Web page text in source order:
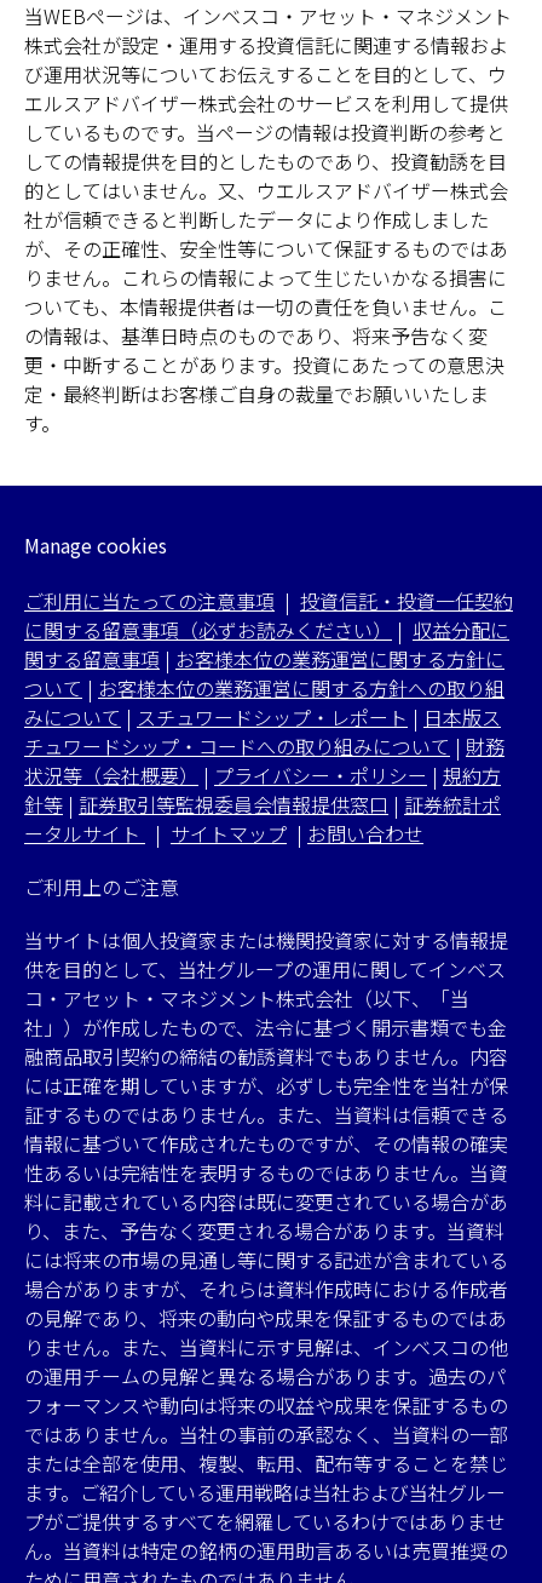
当WEBページは、インベスコ・アセット・マネジメント
株式会社が設定・運用する投資信託に関連する情報およ
び運用状況等についてお伝えすることを目的として、ウ
エルスアドバイザー株式会社のサービスを利用して提供
しているものです。当ページの情報は投資判断の参考と
しての情報提供を目的としたものであり、投資勧誘を目
的としてはいません。又、ウエルスアドバイザー株式会
社が信頼できると判断したデータにより作成しました
が、その正確性、安全性等について保証するものではあ
りません。これらの情報によって生じたいかなる損害に
ついても、本情報提供者は一切の責任を負いません。こ
の情報は、基準日時点のものであり、将来予告なく変
更・中断することがあります。投資にあたっての意思決
定・最終判断はお客様ご自身の裁量でお願いいたしま
す。
Manage cookies
ご利用に当たっての注意事項 | 投資信託・投資一任契約
に関する留意事項（必ずお読みください）
| 収益分配に
関する留意事項 | お客様本位の業務運営に関する方針に
ついて | お客様本位の業務運営に関する方針への取り組
みについて | スチュワードシップ・レポート | 日本版ス
チュワードシップ・コードへの取り組みについて | 財務
状況等（会社概要）
| プライバシー・ポリシー | 規約方
針等 | 証券取引等監視委員会情報提供窓口 | 証券統計ポ
ータルサイト
| サイトマップ | お問い合わせ
ご利用上のご注意
当サイトは個人投資家または機関投資家に対する情報提
供を目的として、当社グループの運用に関してインベス
コ・アセット・マネジメント株式会社（以下、「当
社」）が作成したもので、法令に基づく開示書類でも金
融商品取引契約の締結の勧誘資料でもありません。内容
には正確を期していますが、必ずしも完全性を当社が保
証するものではありません。また、当資料は信頼できる
情報に基づいて作成されたものですが、その情報の確実
性あるいは完結性を表明するものではありません。当資
料に記載されている内容は既に変更されている場合があ
り、また、予告なく変更される場合があります。当資料
には将来の市場の見通し等に関する記述が含まれている
場合がありますが、それらは資料作成時における作成者
の見解であり、将来の動向や成果を保証するものではあ
りません。また、当資料に示す見解は、インベスコの他
の運用チームの見解と異なる場合があります。過去のパ
フォーマンスや動向は将来の収益や成果を保証するもの
ではありません。当社の事前の承認なく、当資料の一部
または全部を使用、複製、転用、配布等することを禁じ
ます。ご紹介している運用戦略は当社および当社グルー
プがご提供するすべてを網羅しているわけではありませ
ん。当資料は特定の銘柄の運用助言あるいは売買推奨の